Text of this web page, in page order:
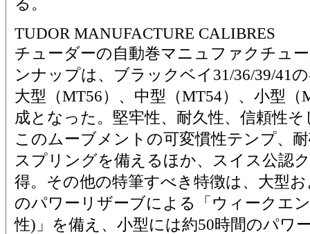
る。
TUDOR MANUFACTURE CALIBRES
チューダーの自動巻マニュファクチュ
ンナップは、ブラックベイ31/36/39/41
大型（MT56）、中型（MT54）、小型
成となった。堅牢性、耐久性、信頼性
このムーブメントの可変慣性テンプ、
スプリングを備えるほか、スイス公認
得。その他の特筆すべき特徴は、大型
のパワーリザーブによる「ウィークエ
性)」を備え、小型には約50時間のパワ